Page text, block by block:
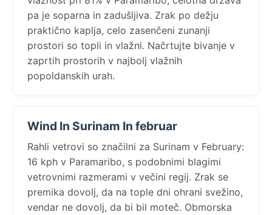
pa je soparna in zadušljiva. Zrak po dežju
praktično kaplja, celo zasenčeni zunanji
prostori so topli in vlažni. Načrtujte bivanje v
zaprtih prostorih v najbolj vlažnih
popoldanskih urah.
Wind In Surinam In februar
Rahli vetrovi so značilni za Surinam v February:
16 kph v Paramaribo, s podobnimi blagimi
vetrovnimi razmerami v večini regij. Zrak se
premika dovolj, da na tople dni ohrani svežino,
vendar ne dovolj, da bi bil moteč. Obmorska